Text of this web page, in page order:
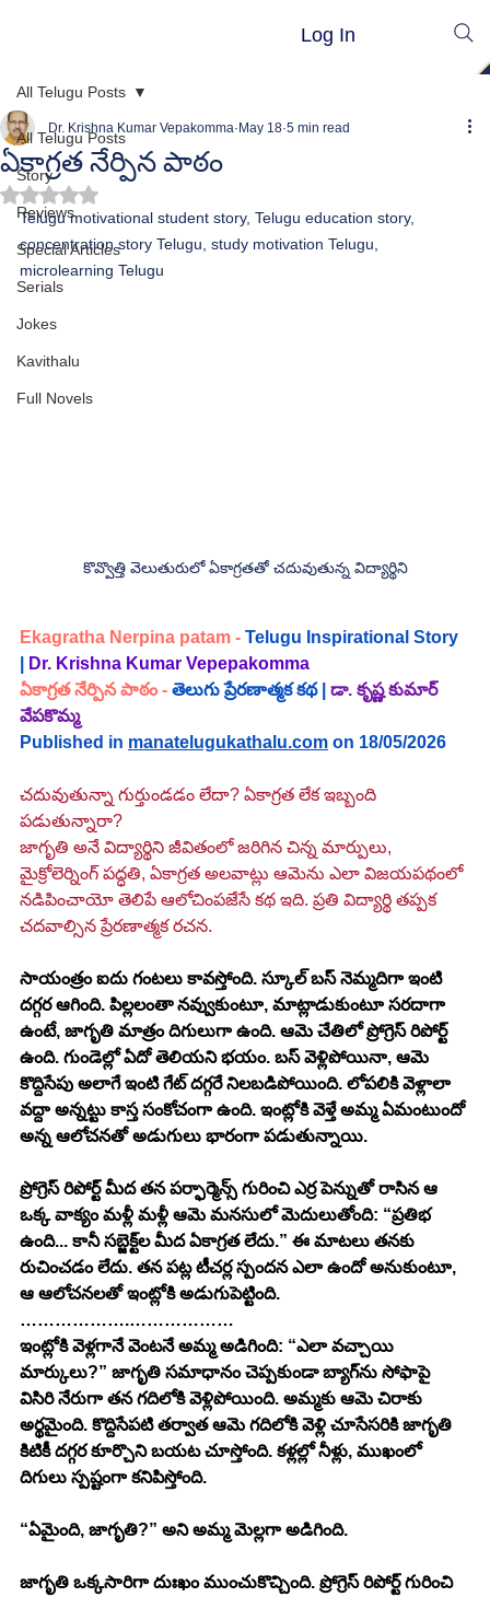
Log In
All Telugu Posts
Story
Reviews
Special Articles
Serials
Jokes
Kavithalu
Full Novels
All Telugu Posts
ఏకాగ్రత నేర్పిన పాఠం
Dr. Krishna Kumar Vepakomma May 18 5 min read
Rated NaN out of 5 stars.
Telugu motivational student story, Telugu education story,
concentration story Telugu, study motivation Telugu,
microlearning Telugu
కొవ్వొత్తి వెలుతురులో ఏకాగ్రతతో చదువుతున్న విద్యార్థిని
Ekagratha Nerpina patam - Telugu Inspirational Story
Dr. Krishna Kumar Vepepakomma
ఏకాగ్రత నేర్పిన పాఠం - తెలుగు ప్రేరణాత్మక కథ |
డా. కృష్ణ కుమార్
వేపకొమ్మ
Published in manatelugukathalu.com on 18/05/2026
చదువుతున్నా గుర్తుండడం లేదా? ఏకాగ్రత లేక ఇబ్బంది
పడుతున్నారా?
జాగృతి అనే విద్యార్థిని జీవితంలో జరిగిన చిన్న మార్పులు,
మైక్రోలెర్నింగ్ పద్ధతి, ఏకాగ్రత అలవాట్లు ఆమెను ఎలా విజయపథంలో
నడిపించాయో తెలిపే ఆలోచింపజేసే కథ ఇది. ప్రతి విద్యార్థి తప్పక
చదవాల్సిన ప్రేరణాత్మక రచన.
సాయంత్రం ఐదు గంటలు కావస్తోంది. స్కూల్ బస్ నెమ్మదిగా ఇంటి
దగ్గర ఆగింది. పిల్లలంతా నవ్వుకుంటూ, మాట్లాడుకుంటూ సరదాగా
ఉంటే, జాగృతి మాత్రం దిగులుగా ఉంది. ఆమె చేతిలో ప్రోగ్రెస్ రిపోర్ట్
ఉంది. గుండెల్లో ఏదో తెలియని భయం. బస్ వెళ్లిపోయినా, ఆమె
కొద్దిసేపు అలాగే ఇంటి గేట్ దగ్గరే నిలబడిపోయింది. లోపలికి వెళ్లాలా
వద్దా అన్నట్టు కాస్త సంకోచంగా ఉంది. ఇంట్లోకి వెళ్తే అమ్మ ఏమంటుందో
అన్న ఆలోచనతో అడుగులు భారంగా పడుతున్నాయి.
ప్రోగ్రెస్ రిపోర్ట్ మీద తన పర్ఫార్మెన్స్ గురించి ఎర్ర పెన్నుతో రాసిన ఆ
ఒక్క వాక్యం మళ్లీ మళ్లీ ఆమె మనసులో మెదులుతోంది: “ప్రతిభ
ఉంది... కానీ సబ్జెక్ట్‌ల మీద ఏకాగ్రత లేదు.” ఈ మాటలు తనకు
రుచించడం లేదు. తన పట్ల టీచర్ల స్పందన ఎలా ఉందో అనుకుంటూ,
ఆ ఆలోచనలతో ఇంట్లోకి అడుగుపెట్టింది.
……………….………………
ఇంట్లోకి వెళ్లగానే వెంటనే అమ్మ అడిగింది: “ఎలా వచ్చాయి
మార్కులు?” జాగృతి సమాధానం చెప్పకుండా బ్యాగ్‌ను సోఫాపై
విసిరి నేరుగా తన గదిలోకి వెళ్లిపోయింది. అమ్మకు ఆమె చిరాకు
అర్థమైంది. కొద్దిసేపటి తర్వాత ఆమె గదిలోకి వెళ్లి చూసేసరికి జాగృతి
కిటికీ దగ్గర కూర్చొని బయట చూస్తోంది. కళ్లల్లో నీళ్లు, ముఖంలో
దిగులు స్పష్టంగా కనిపిస్తోంది.
“ఏమైంది, జాగృతి?” అని అమ్మ మెల్లగా అడిగింది.
జాగృతి ఒక్కసారిగా దుఃఖం ముంచుకొచ్చింది. ప్రోగ్రెస్ రిపోర్ట్ గురించి